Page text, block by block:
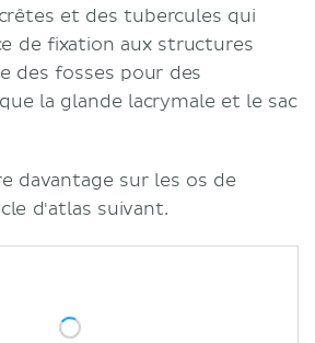
et des tubercules qui
de fixation aux structures
des fosses pour des
la glande lacrymale et le sac
davantage sur les os de
d'atlas suivant.